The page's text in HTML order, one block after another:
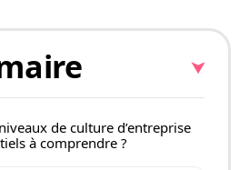
de culture d’entreprise
à comprendre ?